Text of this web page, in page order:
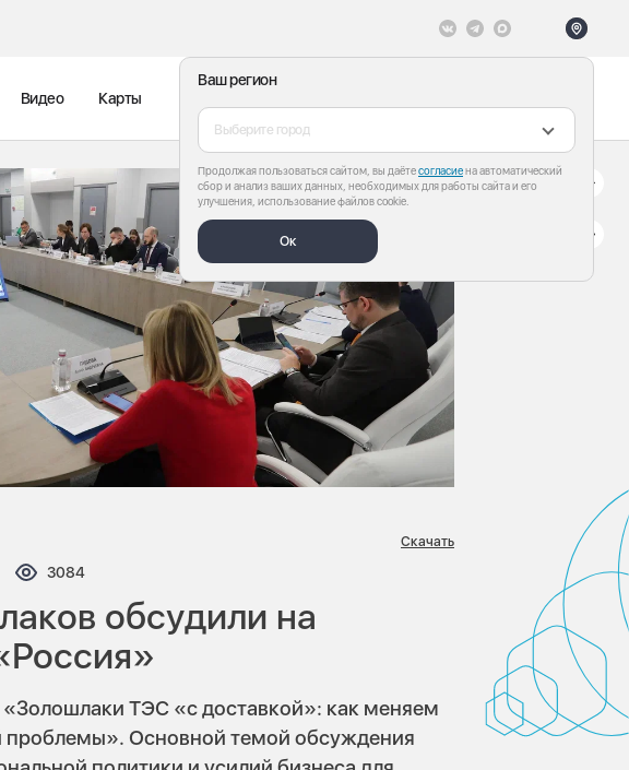
Ваш регион
Выберите город
Продолжая пользоваться сайтом, вы даётесогласиена автоматический
сбор и анализ ваших данных, необходимых для работы сайта и его
улучшения, использование файлов cookie.
Ок
Видео Карты
Просмотров:
3084
Скачать
обсудили на
«Золошлаки ТЭС «с доставкой»: как меняем
Основной темой обсуждения